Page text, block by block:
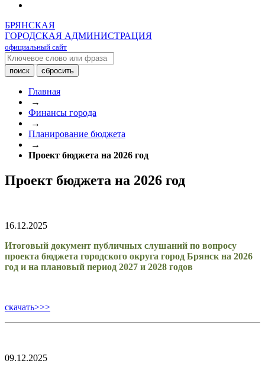
БРЯНСКАЯ
ГОРОДСКАЯ АДМИНИСТРАЦИЯ
официальный сайт
Главная
→
Финансы города
→
Планирование бюджета
→
Проект бюджета на 2026 год
Проект бюджета на 2026 год
16.12.2025
Итоговый документ публичных слушаний по вопросу
проекта бюджета городского округа город Брянск на 2026
год и на плановый период 2027 и 2028 годов
скачать>>>
09.12.2025